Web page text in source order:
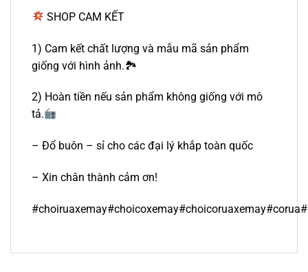
SHOP CAM KẾT
1) Cam kết chất lượng và mẫu mã sản phẩm
giống với hình ảnh.🏞
2) Hoàn tiền nếu sản phẩm không giống với mô
tả.
– Đổ buôn – sỉ cho các đại lý khắp toàn quốc
– Xin chân thành cảm ơn!